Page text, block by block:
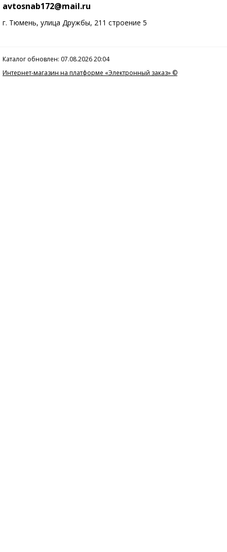
avtosnab172@mail.ru
г. Тюмень, улица Дружбы, 211 строение 5
Каталог обновлен: 07.08.2026 20:04
Интернет-магазин на платформе «Электронный заказ» ©